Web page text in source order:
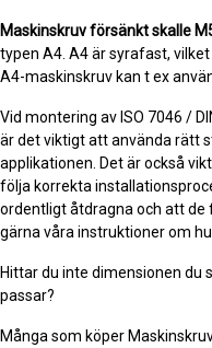
Maskinskruv försänkt skalle
typen A4. A4 är syrafast,
A4-maskinskruv kan t ex
Vid montering av ISO 7046 /
är det viktigt att använda rätt
applikationen. Det är också
följa korrekta
ordentligt åtdragna och att de
gärna våra instruktioner om
Hittar du inte dimensionen du
passar?
Många som köper